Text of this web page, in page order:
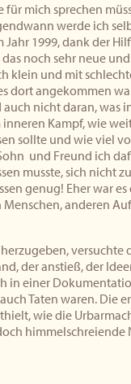
für mich sprechen
werde ich
1999, dank der
noch sehr neue
klein und mit
dort angekommen
nicht daran, was
Kampf, wie
sollte und wie viel
und Freund ich
musste, sich nicht
genug! Eher war es
anderen
versuchte
der anstieß, der
in einer
Taten waren. Die
wie die
himmelschreiende